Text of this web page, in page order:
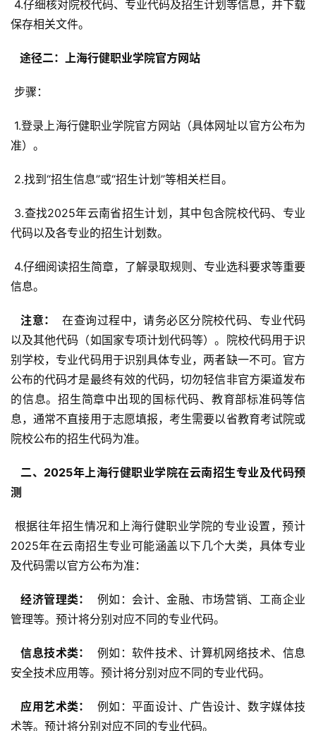
保存相关文件。
  途径二：上海行健职业学院官方网站
步骤：
准）。
2.找到“招生信息”或“招生计划”等相关栏目。
代码以及各专业的招生计划数。
信息。
  注意：
在查询过程中，请务必区分院校代码、专业代码
以及其他代码（如国家专项计划代码等）。院校代码用于识
别学校，专业代码用于识别具体专业，两者缺一不可。官方
公布的代码才是最终有效的代码，切勿轻信非官方渠道发布
的信息。招生简章中出现的国标代码、教育部标准码等信
息，通常不直接用于志愿填报，考生需要以省教育考试院或
院校公布的招生代码为准。
  二、2025年上海行健职业学院在云南招生专业及代码预
测
2025年在云南招生专业可能涵盖以下几个大类，具体专业
及代码需以官方公布为准：
  经济管理类：
例如：会计、金融、市场营销、工商企业
管理等。预计将分别对应不同的专业代码。
  信息技术类：
例如：软件技术、计算机网络技术、信息
安全技术应用等。预计将分别对应不同的专业代码。
  应用艺术类：
例如：平面设计、广告设计、数字媒体技
术等。预计将分别对应不同的专业代码。